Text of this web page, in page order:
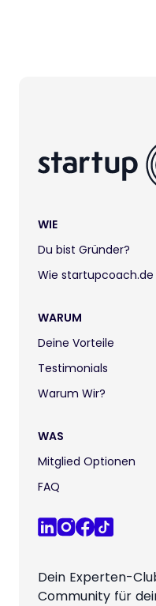
WIE
Du bist Gründer?
Wie
WARUM
Deine Vorteile
Testimonials
Warum Wir?
WAS
Mitglied Optionen
FAQ
Dein Experten-
Community für